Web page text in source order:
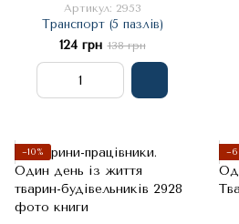
Артикул: 2953
Транспорт (5 пазлів)
124 грн 138 грн
−10%